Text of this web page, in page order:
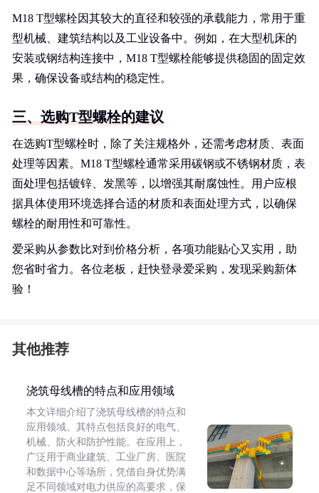
M18 T型螺栓因其较大的直径和较强的承载能力，常用于重
型机械、建筑结构以及工业设备中。例如，在大型机床的
安装或钢结构连接中，M18 T型螺栓能够提供稳固的固定效
果，确保设备或结构的稳定性。
三、选购T型螺栓的建议
在选购T型螺栓时，除了关注规格外，还需考虑材质、表面
处理等因素。M18 T型螺栓通常采用碳钢或不锈钢材质，表
面处理包括镀锌、发黑等，以增强其耐腐蚀性。用户应根
据具体使用环境选择合适的材质和表面处理方式，以确保
螺栓的耐用性和可靠性。
爱采购从参数比对到价格分析，各项功能贴心又实用，助
您省时省力。各位老板，赶快登录爱采购，发现采购新体
验！
其他推荐
浇筑母线槽的特点和应用领域
本文详细介绍了浇筑母线槽的特点和
应用领域。其特点包括良好的电气、
机械、防火和防护性能。在应用上，
广泛用于商业建筑、工业厂房、医院
和数据中心等场所，凭借自身优势满
足不同领域对电力供应的高要求，保